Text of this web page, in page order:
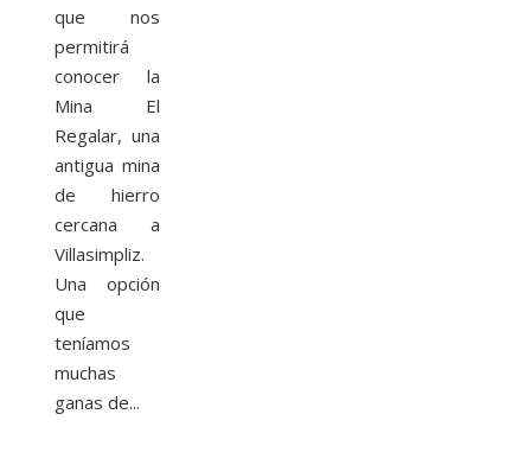
que nos
permitirá
conocer la
Mina El
Regalar, una
antigua mina
de hierro
cercana a
Villasimpliz.
Una opción
que
teníamos
muchas
ganas de...